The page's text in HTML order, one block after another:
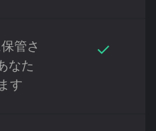
管さ
なた
す
✓